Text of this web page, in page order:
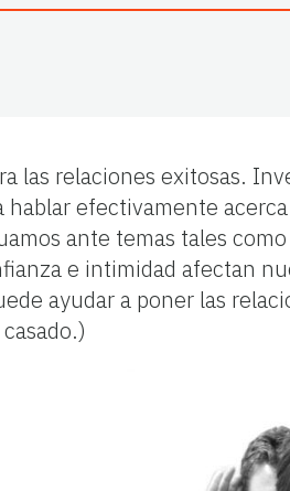
las relaciones exitosas.
hablar efectivamente
ante temas tales
e intimidad afectan
ayudar a poner las